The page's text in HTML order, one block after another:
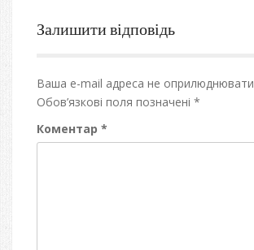
Залишити відповідь
Ваша e-mail адреса не
Обов’язкові поля позначені *
Коментар *